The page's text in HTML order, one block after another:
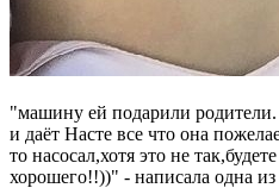
"машину ей подарили родители.
и даёт Насте все что она
то насосал,хотя это не
хорошего!!))" - написала одна